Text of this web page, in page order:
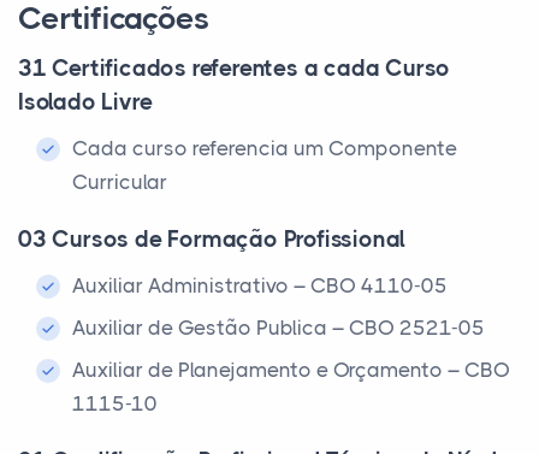
Certificações
31 Certificados referentes a cada Curso
Isolado Livre
Cada curso referencia um Componente
Curricular
03 Cursos de Formação Profissional
Auxiliar Administrativo – CBO 4110-05
Auxiliar de Gestão Publica – CBO 2521-05
Auxiliar de Planejamento e Orçamento – CBO
1115-10